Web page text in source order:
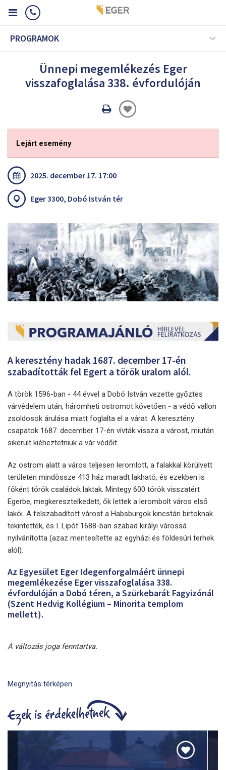
PROGRAMOK
Ünnepi megemlékezés Eger
visszafoglalása 338. évfordulóján
Oldal
Lejárt esemény
2025. december 17. 17:00
Eger 3300, Dobó István tér
A keresztény hadak 1687. december 17-én
szabadították fel Egert a török uralom alól.
A török 1596-ban - 44 évvel a Dobó István vezette győztes
várvédelem után, háromheti ostromot követően - a védő vallon
zsoldosok árulása miatt foglalta el a várat. A keresztény
csapatok 1687. december 17-én vívták vissza a várost, miután
sikerült kiéheztetniük a vár védőit.
Az ostrom alatt a város teljesen leromlott, a falakkal körülvett
területen mindössze 413 ház maradt lakható, és ezekben is
főként török családok laktak. Mintegy 600 török visszatért
Egerbe, megkeresztelkedett, ők lettek a lerombolt város első
lakói. A felszabadított várost a Habsburgok kincstári birtoknak
tekintették, és I. Lipót 1688-ban szabad királyi várossá
nyilvánította (azaz mentesítette az egyházi és földesúri terhek
alól).
Az Egyesület Eger Idegenforgalmáért ünnepi
megemlékezése Eger visszafoglalása 338.
évfordulóján a Dobó téren, a Szürkebarát Fagyizónál
(Szent Hedvig Kollégium – Minorita templom
mellett).
A változás joga fenntartva.
Megnyitás térképen